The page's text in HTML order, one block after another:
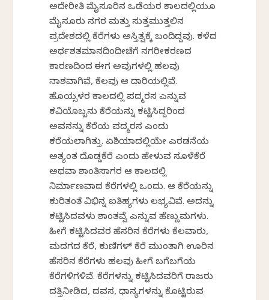
ಅದೇರೀತಿ ಮೈಸೂರಿನ ಒಡೆಯರ ಕಾಲದಲ್ಲಿಯೂ
ಮೈಸೂರು ನಗರ ಮತ್ತು ಸುತ್ತಮುತ್ತಲಿನ
ಪ್ರದೇಶದಲ್ಲಿ ಕೆರೆಗಳು ಅಸ್ತಿತ್ವಕ್ಕೆ ಬಂದಿದ್ದವು. ಕಳೆದ
ಅರ್ಧಶತಮಾನದಿಂದೀಚೆಗೆ ನಗರೀಕರಣದ
ಕಾರಣದಿಂದ ಈಗ ಅವುಗಳಲ್ಲಿ ಹಲವು
ನಾಶವಾಗಿವೆ, ಕೆಲವು ಆ ದಾರಿಯಲ್ಲಿವೆ.
ಹೊಯ್ಸಳರ ಕಾಲದಲ್ಲಿ ಪದ್ಮರಸ ಎನ್ನುವ
ಕವಿಯೊಬ್ಬನು ಕೆರೆಯನ್ನು ಕಟ್ಟಿಸಿದ್ದರಿಂದ
ಅವನನ್ನು ಕೆರೆಯ ಪದ್ಮರಸ ಎಂದು
ಕರೆಯಲಾಗಿತ್ತು. ಏಶಿಯಾದಲ್ಲಿಯೇ ಎರಡನೆಯ
ಅತ್ಯಂತ ದೊಡ್ಡಕೆರೆ ಎಂದು ಹೇಳುವ ಸೂಳೆಕೆರೆ
ಅಥವಾ ಶಾಂತಿಸಾಗರ ಆ ಕಾಲದಲ್ಲಿ
ನಿರ್ಮಾಣವಾದ ಕೆರೆಗಳಲ್ಲಿ ಒಂದು. ಆ ಕೆರೆಯನ್ನು
ಕುರಿತಂತೆ ವಿಭಿನ್ನ ಐತಿಹ್ಯಗಳು ಲಭ್ಯವಿವೆ. ಅದನ್ನು
ಕಟ್ಟಿಸಿದವಳು ಶಾಂತವ್ವೆ ಎನ್ನುವ ಹೆಣ್ಣುಮಗಳು.
ಹೀಗೆ ಕಟ್ಟಿಸಿದವರ ಹೆಸರಿನ ಕೆರೆಗಳು ಕೆಲವಾರು,
ಮದಗದ ಕೆರೆ, ಕುಣಿಗಳ್‌ ಕೆರೆ ಮುಂತಾಗಿ ಊರಿನ
ಹೆಸರಿನ ಕೆರೆಗಳು ಹಲವು ಹೀಗೆ ಬಗೆಬಗೆಯ
ಕೆರೆಗಳಿಗಳಿವೆ. ಕೆರೆಗಳನ್ನು ಕಟ್ಟಿಸಿದವರಿಗೆ ರಾಜರು
ದತ್ತಿನೀಡಿದ, ದವಸ, ಧಾನ್ಯಗಳನ್ನು ಕೊಟ್ಟಿರುವ